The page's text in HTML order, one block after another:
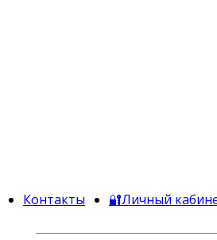
Контакты 🔐Личный